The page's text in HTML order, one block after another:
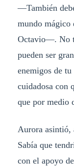
—También
mundo
Octavio—. No
pueden ser
enemigos de
cuidadosa con
que por medio
Aurora asintió,
Sabía que
con el apoyo